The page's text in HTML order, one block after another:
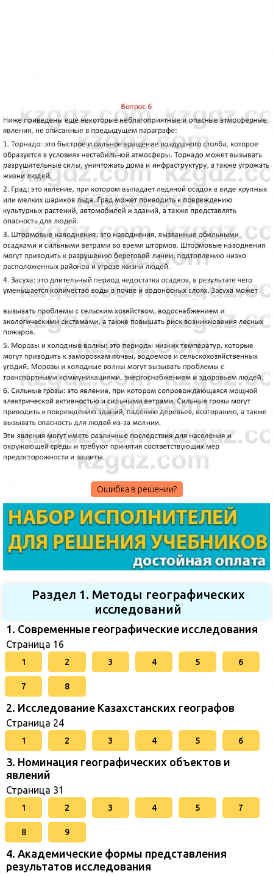
Ошибка в решении?
Раздел 1. Методы географических
исследований
1. Современные географические исследования
Страница 16
1 2 3 4 5 6
7 8
2. Исследование Казахстанских географов
Страница 24
1 2 3 4 5 6
3. Номинация географических объектов и
явлений
Страница 31
1 2 3 4 5 7
8 9
4. Академические формы представления
результатов исследования